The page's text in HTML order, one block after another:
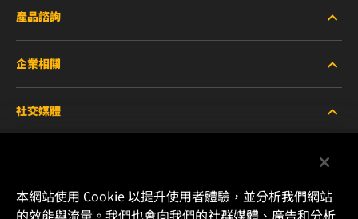
產品諮詢
重型設備車輛
小客車與商用車
賽車產品
企業相關
關於WIX
聯絡我們
社交媒體
本網站使用 Cookie 以提升使用者體驗，並分析我們網站
的效能與流量。我們也會向我們的社群媒體、廣告和分析